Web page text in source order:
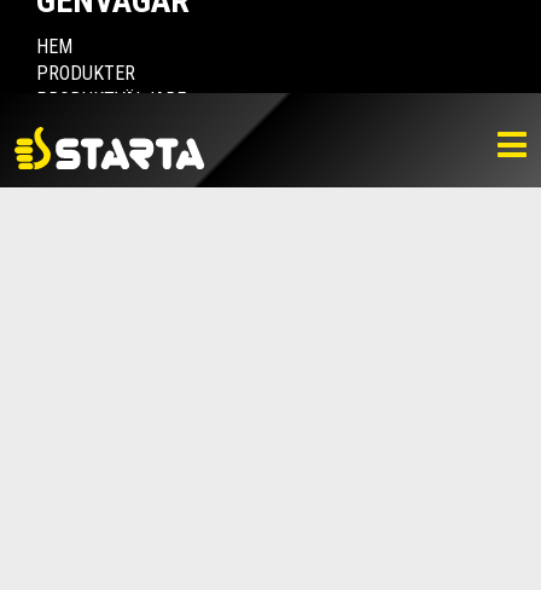
HEM
PRODUKTER
PRODUKTVÄLJARE
HITTA ÅTERFÖRSÄLJARE
NYHETER